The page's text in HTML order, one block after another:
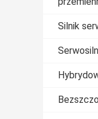
Silnik